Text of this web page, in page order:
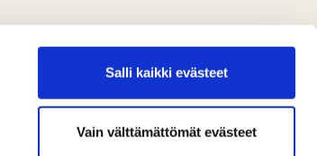
Salli kaikki evästeet
Vain välttämättömät evästeet